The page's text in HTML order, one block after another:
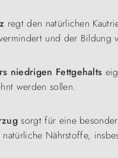
regt den natürlichen
und der
niedrigen Fettgehalts
werden sollen.
sorgt für eine
Nährstoffe,